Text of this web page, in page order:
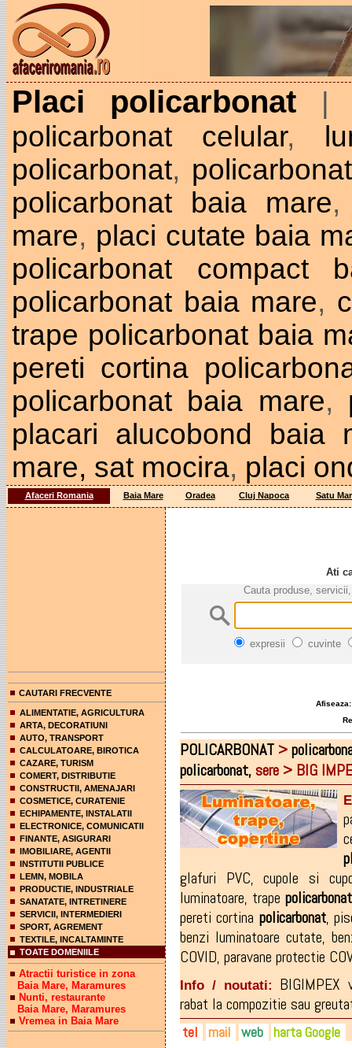
Placi policarbonat
policarbonat celular,
policarbonat,
policarbonat baia mare
mare, placi cutate baia
policarbonat compact
policarbonat baia mare,
trape policarbonat baia
pereti cortina
policarbonat baia mare,
placari alucobond baia
mare, sat mocira, placi
Afaceri Romania Baia Mare Oradea Cluj Napoca Satu
CAUTARI FRECVENTE
ALIMENTATIE, AGRICULTURA
ARTA, DECORATIUNI
AUTO, TRANSPORT
CALCULATOARE, BIROTICA
CAZARE, TURISM
COMERT, DISTRIBUTIE
CONSTRUCTII, AMENAJARI
COSMETICE, CURATENIE
ECHIPAMENTE, INSTALATII
ELECTRONICE, COMUNICATII
FINANTE, ASIGURARI
IMOBILIARE, AGENTII
INSTITUTII PUBLICE
LEMN, MOBILA
PRODUCTIE, INDUSTRIALE
SANATATE, INTRETINERE
SERVICII, INTERMEDIERI
SPORT, AGREMENT
TEXTILE, INCALTAMINTE
TOATE DOMENIILE
Atractii turistice in zona
Baia Mare, Maramures
Nunti, restaurante
Baia Mare, Maramures
Vremea in Baia Mare
Ati
Cauta produse,
expresii cuvinte
POLICARBONAT >
policarbonat,sere > BIG
glafuri PVC,cupole si
luminatoare, trape policarbonat
pereti cortina policarbonat,
benzi luminatoare cutate,
COVID, paravane protectie
Info / noutati: BIGIMPEX
rabat la compozitie sau
tel mail web harta Google